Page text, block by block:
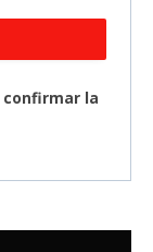
confirmar la